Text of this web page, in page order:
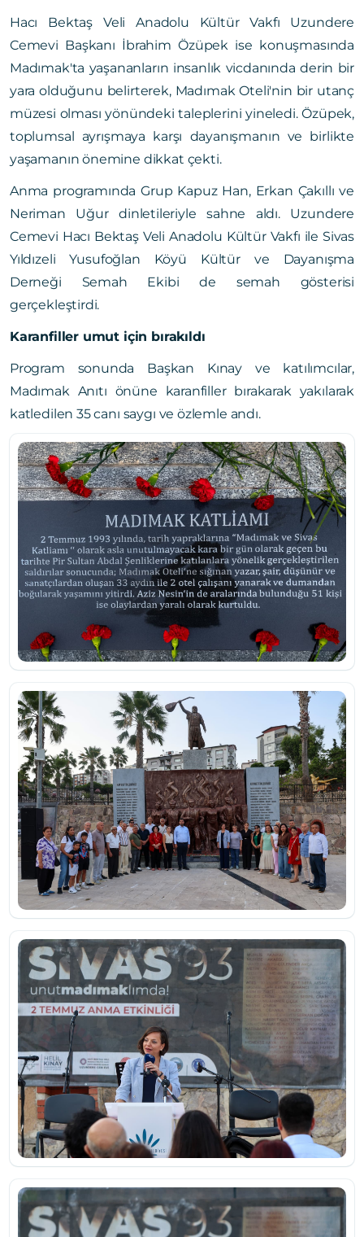
Hacı Bektaş Veli Anadolu Kültür Vakfı Uzundere
Cemevi Başkanı İbrahim Özüpek ise konuşmasında
Madımak'ta yaşananların insanlık vicdanında derin bir
yara olduğunu belirterek, Madımak Oteli'nin bir utanç
müzesi olması yönündeki taleplerini yineledi. Özüpek,
toplumsal ayrışmaya karşı dayanışmanın ve birlikte
yaşamanın önemine dikkat çekti.
Anma programında Grup Kapuz Han, Erkan Çakıllı ve
Neriman Uğur dinletileriyle sahne aldı. Uzundere
Cemevi Hacı Bektaş Veli Anadolu Kültür Vakfı ile Sivas
Yıldızeli Yusufoğlan Köyü Kültür ve Dayanışma
Derneği Semah Ekibi de semah gösterisi
gerçekleştirdi.
Karanfiller umut için bırakıldı
Program sonunda Başkan Kınay ve katılımcılar,
Madımak Anıtı önüne karanfiller bırakarak yakılarak
katledilen 35 canı saygı ve özlemle andı.